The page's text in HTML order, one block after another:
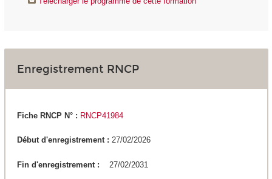
Enregistrement RNCP
Fiche RNCP N° : RNCP41984
Début d'enregistrement : 27/02/2026
Fin d'enregistrement : 27/02/2031